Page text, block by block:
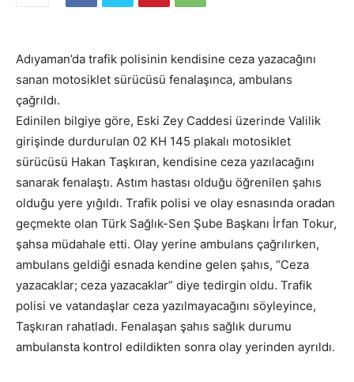
Adıyaman’da trafik polisinin kendisine ceza yazacağını
sanan motosiklet sürücüsü fenalaşınca, ambulans
çağrıldı.
Edinilen bilgiye göre, Eski Zey Caddesi üzerinde Valilik
girişinde durdurulan 02 KH 145 plakalı motosiklet
sürücüsü Hakan Taşkıran, kendisine ceza yazılacağını
sanarak fenalaştı. Astım hastası olduğu öğrenilen şahıs
olduğu yere yığıldı. Trafik polisi ve olay esnasında oradan
geçmekte olan Türk Sağlık-Sen Şube Başkanı İrfan Tokur,
şahsa müdahale etti. Olay yerine ambulans çağrılırken,
ambulans geldiği esnada kendine gelen şahıs, “Ceza
yazacaklar; ceza yazacaklar” diye tedirgin oldu. Trafik
polisi ve vatandaşlar ceza yazılmayacağını söyleyince,
Taşkıran rahatladı. Fenalaşan şahıs sağlık durumu
ambulansta kontrol edildikten sonra olay yerinden ayrıldı.